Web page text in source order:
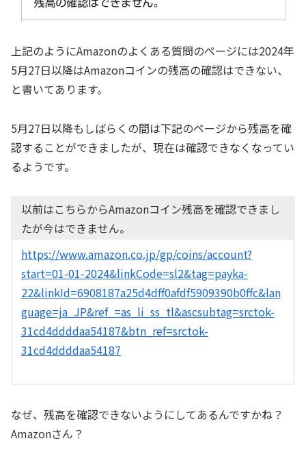
上記のようにAmazonのよくある質問のページには2024年
5月27日以降はAmazonコインの残高の確認はできない、
と書いてあります。
5月27日以降もしばらくの間は下記のページから残高を確
認することができましたが、現在は確認できなくなってい
るようです。
以前はこちらからAmazonコイン残高を確認できまし
たが今はできません。
https://www.amazon.co.jp/gp/coins/account?
start=01-01-2024&linkCode=sl2&tag=payka-
22&linkId=6908187a25d4dff0afdf5909390b0ffc&lan
guage=ja_JP&ref_=as_li_ss_tl&ascsubtag=srctok-
31cd4ddddaa54187&btn_ref=srctok-
31cd4ddddaa54187
なぜ、残高を確認できないようにしてあるんですかね？
Amazonさん？